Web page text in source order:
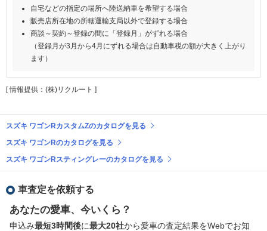
自宅などの指定の場所へ陸送納車を希望する場合
販売店所在地の所轄運輸支局以外で登録する場合
商談～契約～登録の間に「登録月」がずれる場合
（登録月が3月から4月にずれる場合は自動車税の額が大きく上がり
ます）
[ 情報提供：(株)リクルート ]
スズキ ワゴンRカスタムZのカタログを見る
スズキ ワゴンRのカタログを見る
スズキ ワゴンRスティングレーのカタログを見る
車査定を依頼する
あなたの愛車、今いくら？
申込み最短3時間後に最大20社から愛車の査定結果をWebでお知